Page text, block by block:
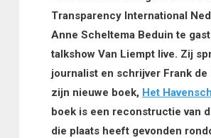
Transparency International
Anne Scheltema Beduin te
talkshow Van Liempt live. Zij
journalist en schrijver Frank de
zijn nieuwe boek, Het
boek is een reconstructie van
die plaats heeft gevonden